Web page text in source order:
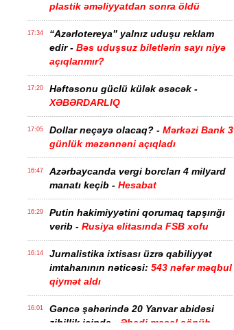
plastik əməliyyatdan sonra öldü
17:34
“Azərlotereya” yalnız uduşu reklam
edir - Bəs uduşsuz biletlərin sayı niyə
açıqlanmır?
17:20
Həftəsonu güclü külək əsəcək -
XƏBƏRDARLIQ
17:05 Dollar neçəyə olacaq? - Mərkəzi Bank 3
günlük məzənnəni açıqladı
16:47
Azərbaycanda vergi borcları 4 milyard
manatı keçib - Hesabat
16:29
Putin hakimiyyətini qorumaq tapşırığı
verib - Rusiya elitasında FSB xofu
16:14
Jurnalistika ixtisası üzrə qabiliyyət
imtahanının nəticəsi: 543 nəfər məqbul
qiymət aldı
16:01
Gəncə şəhərində 20 Yanvar abidəsi
zibillik içində - Əbədi məşəl sönüb